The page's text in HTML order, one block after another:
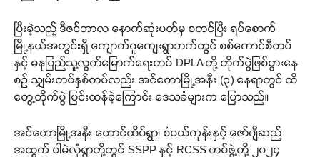
ပြီးခဲ့သည့် ဒီဇင်ဘာလ နောက်ဆုံးပတ်မှ စတင်ပြီး ရပ်စောက်
မြို့နယ်အတွင်းရှိ ကျောက်ဂူကျေးရွာဘက်တွင် စစ်ကောင်စီတပ်
နှင့် ဓနုပြည်သူ့လွတ်မြောက်ရေးတပ် DPLA တို့ တိုက်ပွဲဖြစ်ပွားနေ
စဉ် သျှမ်းတပ်နှစ်တပ်လည်း အင်တောမြို့အနီး (၃) နေရာတွင် ထိ
တွေ့တိုက်ပွဲ ပြင်းထန်ခဲ့ကြောင်း ဒေသခံများက ပြောသည်။
အင်တောမြို့အနီး တောင်ထိပ်ရွာ၊ စံပယ်ကုန်းနှင့် ဇော်ဂျီဆည်
အထွက် ပါမဲလုံရွာတို့တွင် SSPP နှင့် RCSS တပ်ဖွဲ့တို့ ၂၀၂၄